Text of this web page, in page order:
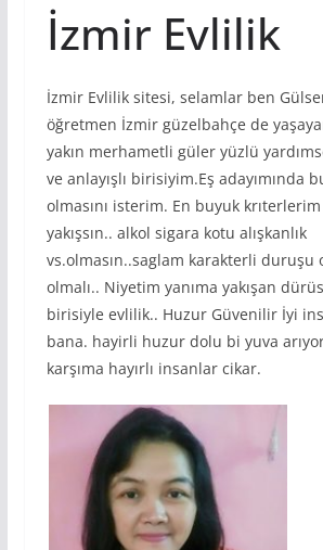
İzmir Evlilik
İzmir Evlilik sitesi, selamlar ben
öğretmen İzmir güzelbahçe de
yakın merhametli güler yüzlü
ve anlayışlı birisiyim.Eş adayımında
olmasını isterim. En buyuk krıterlerim
yakışsın.. alkol sigara kotu alışkanlık
vs.olmasın..saglam karakterli duruşu
olmalı.. Niyetim yanıma yakışan
birisiyle evlilik.. Huzur Güvenilir İyi
bana. hayirli huzur dolu bi yuva
karşıma hayırlı insanlar cikar.